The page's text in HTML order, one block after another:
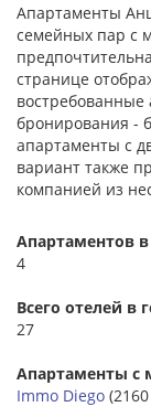
Апартаменты
семейных пар с
странице
востребованные
бронирования -
апартаменты с
вариант также
компанией из
Апартаментов
4
Всего отелей в
27
Апартаменты с
Immo Diego